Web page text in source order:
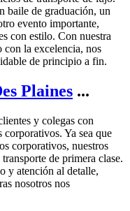
baile de graduación, un
evento importante,
con estilo. Con nuestra
con la excelencia, nos
de principio a fin.
Plaines ...
y colegas con
corporativos. Ya sea que
corporativos, nuestros
de primera clase.
y atención al detalle,
nosotros nos